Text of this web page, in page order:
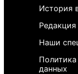
История
Редакция
Наши
данных